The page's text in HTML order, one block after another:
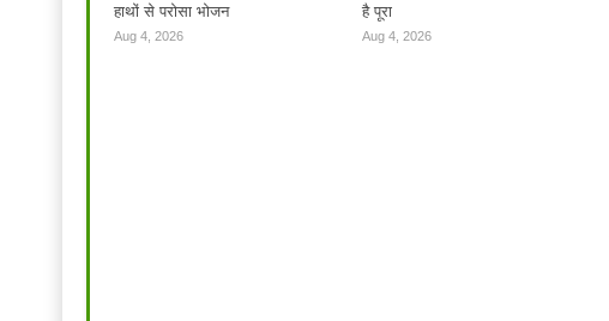
हाथों से परोसा भोजन
Aug 4, 2026
है पूरा
Aug 4, 2026